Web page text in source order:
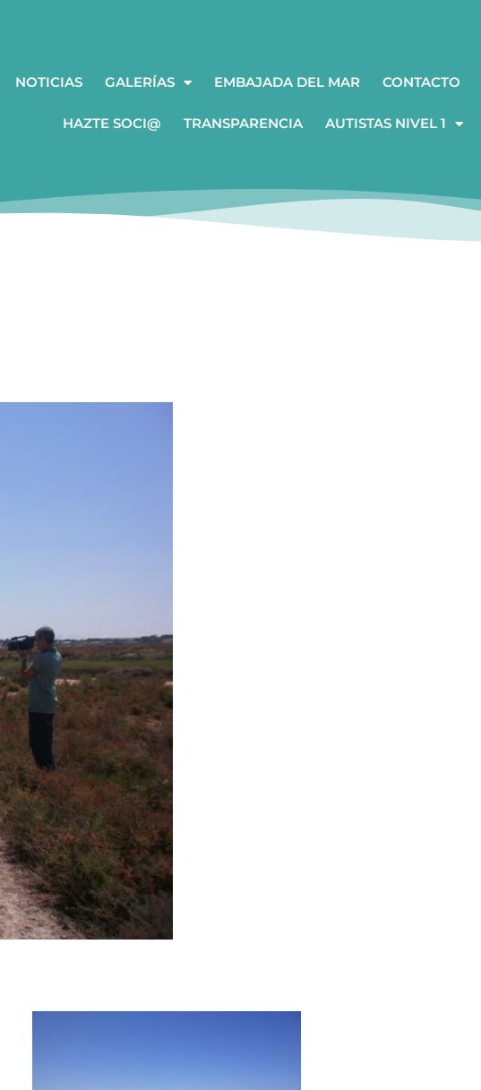
NOTICIAS GALERÍAS EMBAJADA DEL MAR CONTACTO
HAZTE SOCI@ TRANSPARENCIA AUTISTAS NIVEL 1